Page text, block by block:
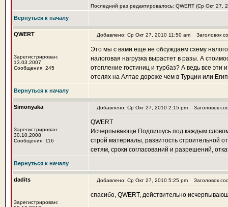
Последний раз редактировалось: QWERT (Ср Окт 27,
Вернуться к началу
QWERT
Зарегистрирован:
13.03.2007
Сообщения: 245
Добавлено: Ср Окт 27, 2010 11:50 am Заголовок
Это мы с вами еще не обсуждаем схему
налоговая нагрузка вырастет в разы. А
отопление гостиниц и турбаз? А ведь все
отелях на Алтае дороже чем в Турции или
Вернуться к началу
Simonyaka
Зарегистрирован:
30.10.2008
Сообщения: 116
Добавлено: Ср Окт 27, 2010 2:15 pm Заголовок
QWERT
Исчерпывающе.Подпишусь под каждым
строй материалы, развитость строительной
сетям, сроки согласований и разрешений,
Вернуться к началу
dadits
Зарегистрирован:
Добавлено: Ср Окт 27, 2010 5:25 pm Заголовок
спасибо, QWERT, действительно